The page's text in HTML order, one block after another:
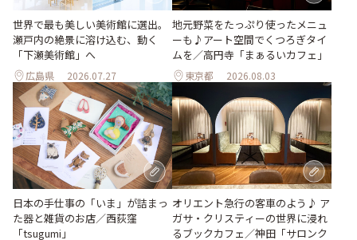
世界で最も美しい美術館に選出。
瀬戸内の絶景に溶け込む、動く
「下瀬美術館」へ
広島県 2026.07.27
地元野菜をたっぷり使ったメニュ
ーも♪アート空間でくつろぎタイ
ムを／高円寺「まぁるいカフェ」
東京都 2026.08.03
日本の手仕事の「いま」が詰まっ
た器と雑貨のお店／西荻窪
「tsugumi」
オリエント急行の客車のよう♪ ア
ガサ・クリスティーの世界に浸れ
るブックカフェ／神田「サロンク